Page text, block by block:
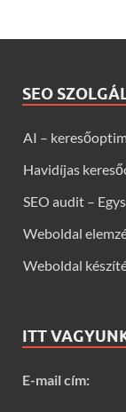
SEO
AI –
Havidíjas
SEO audit –
Weboldal
Weboldal
ITT
E-mail cím: